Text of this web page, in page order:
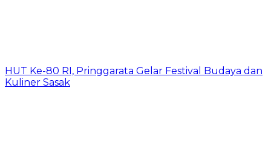
HUT Ke-80 RI, Pringgarata Gelar Festival Budaya dan
Kuliner Sasak